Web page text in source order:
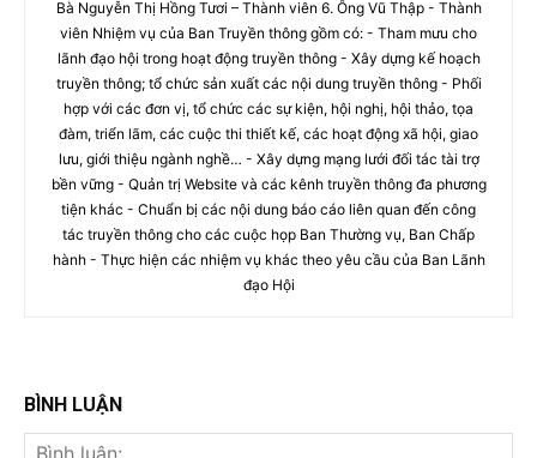
Bà Nguyễn Thị Hồng Tươi – Thành viên 6. Ông Vũ Thập - Thành
viên Nhiệm vụ của Ban Truyền thông gồm có: - Tham mưu cho
lãnh đạo hội trong hoạt động truyền thông - Xây dựng kế hoạch
truyền thông; tổ chức sản xuất các nội dung truyền thông - Phối
hợp với các đơn vị, tổ chức các sự kiện, hội nghị, hội thảo, tọa
đàm, triển lãm, các cuộc thi thiết kế, các hoạt động xã hội, giao
lưu, giới thiệu ngành nghề… - Xây dựng mạng lưới đối tác tài trợ
bền vững - Quản trị Website và các kênh truyền thông đa phương
tiện khác - Chuẩn bị các nội dung báo cáo liên quan đến công
tác truyền thông cho các cuộc họp Ban Thường vụ, Ban Chấp
hành - Thực hiện các nhiệm vụ khác theo yêu cầu của Ban Lãnh
đạo Hội
BÌNH LUẬN